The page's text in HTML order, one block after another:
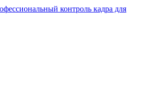
контроль кадра для